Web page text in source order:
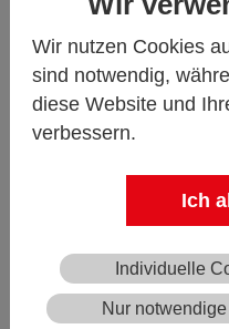
Wir nutzen Cookies
sind notwendig,
diese Website und
verbessern.
Ich
Individuelle
Nur